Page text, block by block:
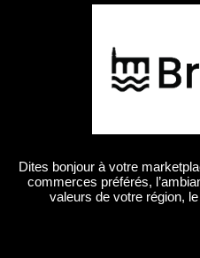
Dites bonjour à votre
commerces préférés,
valeurs de votre région,